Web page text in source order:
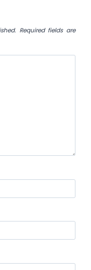
Required fields are